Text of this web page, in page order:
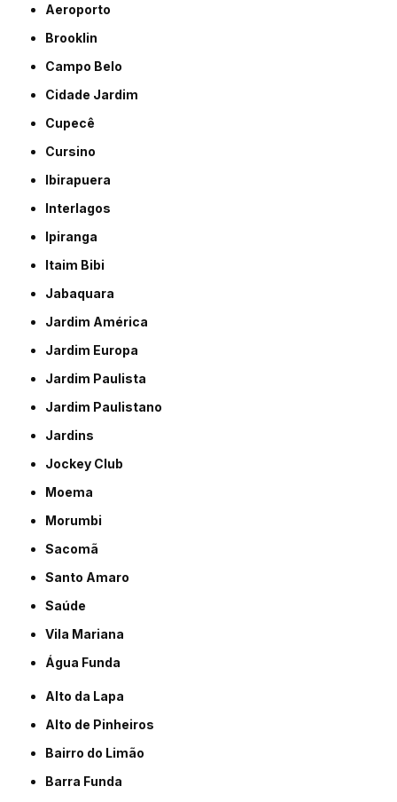
Aeroporto
Brooklin
Campo Belo
Cidade Jardim
Cupecê
Cursino
Ibirapuera
Interlagos
Ipiranga
Itaim Bibi
Jabaquara
Jardim América
Jardim Europa
Jardim Paulista
Jardim Paulistano
Jardins
Jockey Club
Moema
Morumbi
Sacomã
Santo Amaro
Saúde
Vila Mariana
Água Funda
Alto da Lapa
Alto de Pinheiros
Bairro do Limão
Barra Funda